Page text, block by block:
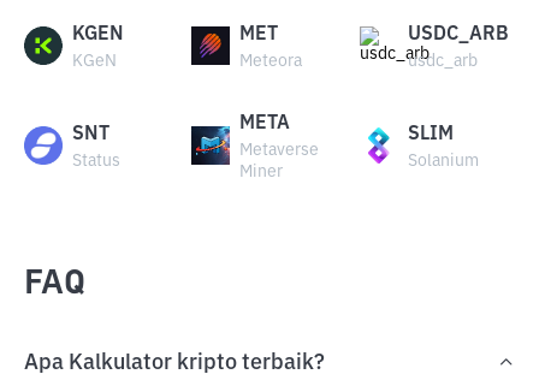
KGEN
KGeN
MET
Meteora
USDC_ARB
usdc_arb
SNT
Status
META
Metaverse
Miner
SLIM
Solanium
FAQ
Apa Kalkulator kripto terbaik?